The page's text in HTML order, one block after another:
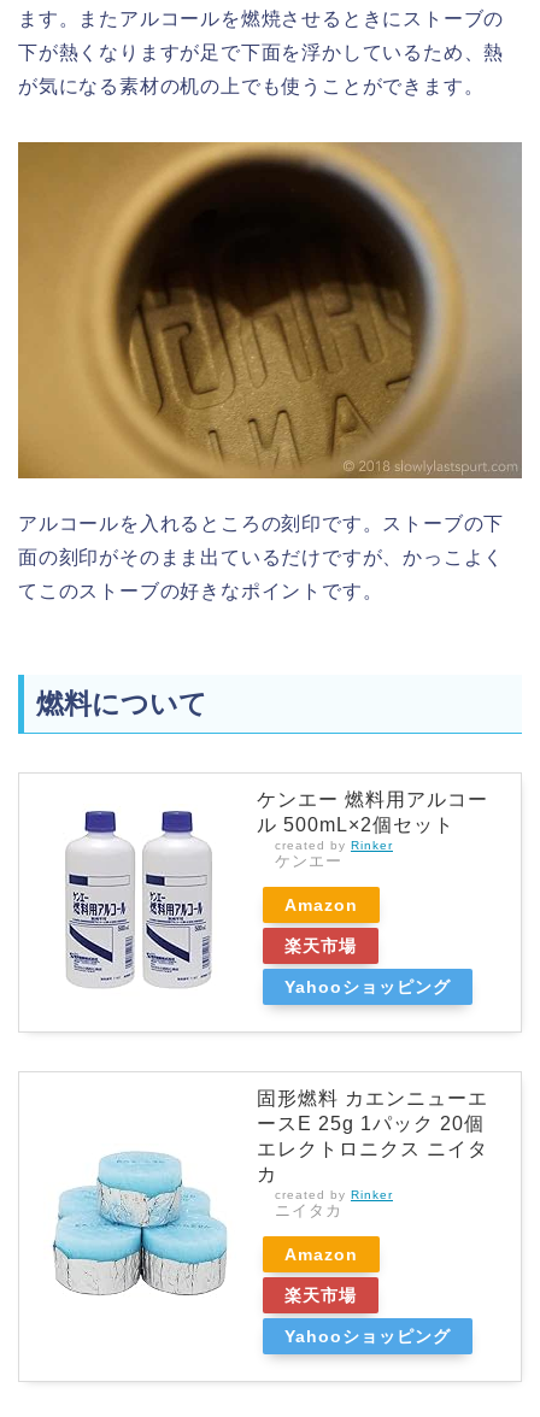
ます。またアルコールを燃焼させるときにストーブの
下が熱くなりますが足で下面を浮かしているため、熱
が気になる素材の机の上でも使うことができます。
アルコールを入れるところの刻印です。ストーブの下
面の刻印がそのまま出ているだけですが、かっこよく
てこのストーブの好きなポイントです。
燃料について
ケンエー 燃料用アルコー
ル 500mL×2個セット
created by Rinker
ケンエー
Amazon
楽天市場
Yahooショッピング
固形燃料 カエンニューエ
ースE 25g 1パック 20個
エレクトロニクス ニイタ
カ
created by Rinker
ニイタカ
Amazon
楽天市場
Yahooショッピング